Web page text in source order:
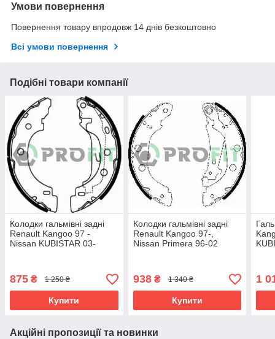
Умови повернення
Повернення товару впродовж 14 днів безкоштовно
Всі умови повернення
Подібні товари компанії
Колодки гальмівні задні
Renault Kangoo 97 -
Nissan KUBISTAR 03-
875 ₴ 1 250 ₴
Купити
Колодки гальмівні задні
Renault Kangoo 97-,
Nissan Primera 96-02
938₴ 1 340 ₴
Купити
1
Акційні пропозиції та новинки